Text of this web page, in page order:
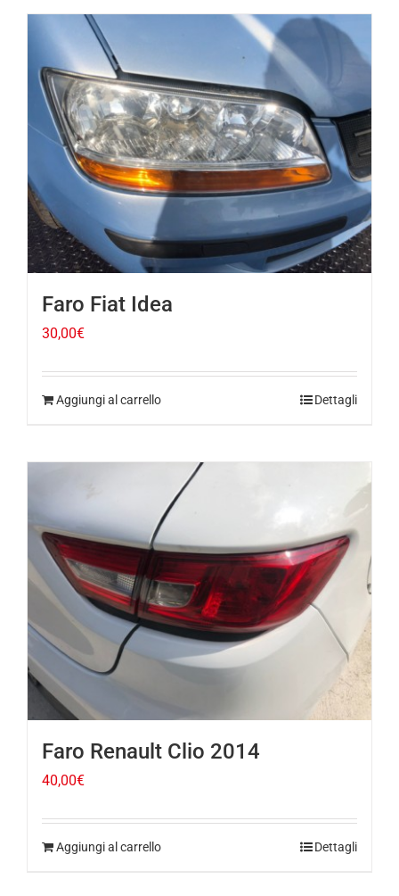
Faro Fiat Idea
30,00€
Aggiungi al carrello Dettagli
Faro Renault Clio 2014
40,00€
Aggiungi al carrello Dettagli